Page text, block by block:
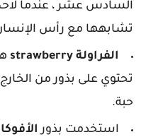
السادس عشر ، عندما
تشابهها مع رأس
الفراولة strawberry
حبة.
استخدمت بذور